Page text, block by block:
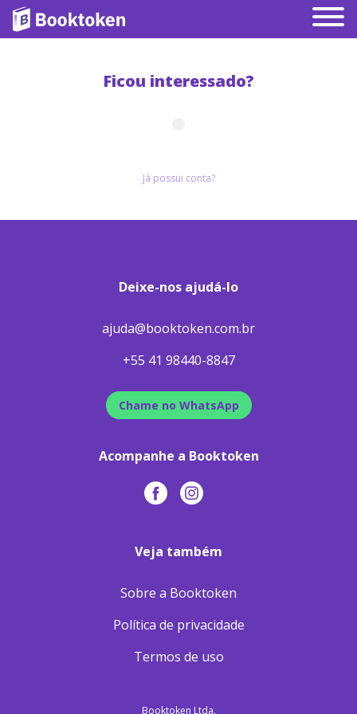
Ficou interessado?
Já possui conta?
Deixe-nos ajudá-lo
ajuda@booktoken.com.br
+55 41 98440-8847
Chame no WhatsApp
Acompanhe a Booktoken
Veja também
Sobre a Booktoken
Política de privacidade
Termos de uso
Booktoken Ltda.